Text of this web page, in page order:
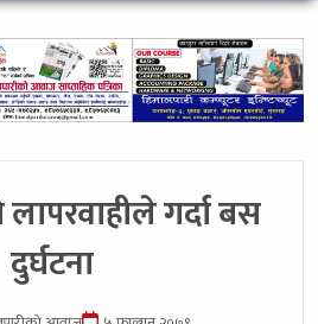
गर्दा बस
दुर्घटना